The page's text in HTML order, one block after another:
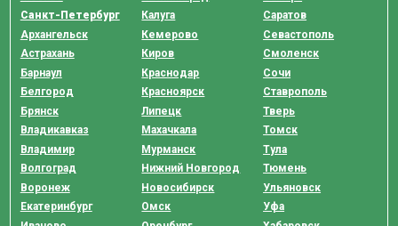
Санкт-Петербург
Архангельск
Астрахань
Барнаул
Белгород
Брянск
Владикавказ
Владимир
Волгоград
Воронеж
Екатеринбург
Калуга
Кемерово
Киров
Краснодар
Красноярск
Липецк
Махачкала
Мурманск
Нижний Новгород
Новосибирск
Омск
Саратов
Севастополь
Смоленск
Сочи
Ставрополь
Тверь
Томск
Тула
Тюмень
Ульяновск
Уфа